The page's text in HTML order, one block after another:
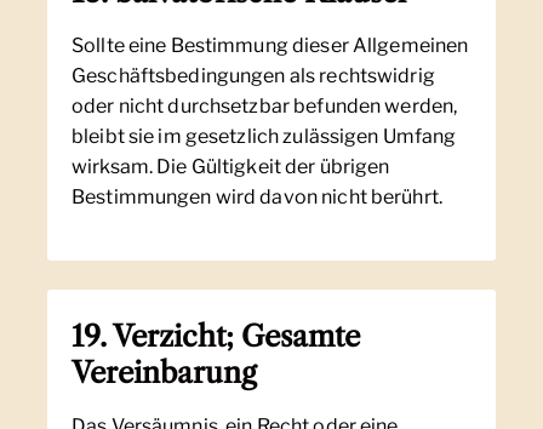
Sollte eine Bestimmung dieser Allgemeinen
Geschäftsbedingungen als rechtswidrig
oder nicht durchsetzbar befunden werden,
bleibt sie im gesetzlich zulässigen Umfang
wirksam. Die Gültigkeit der übrigen
Bestimmungen wird davon nicht berührt.
19. Verzicht; Gesamte
Vereinbarung